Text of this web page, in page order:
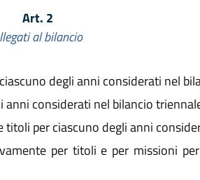
Art. 2
al bilancio
degli anni considerati nel
considerati nel bilancio
per ciascuno degli anni
per titoli e per missioni